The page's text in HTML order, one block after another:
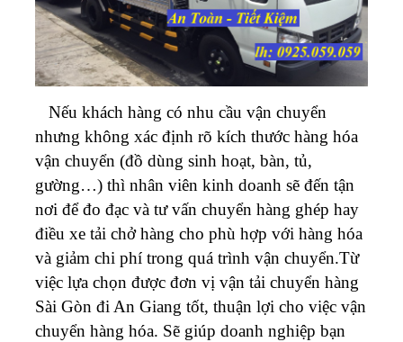
Nếu khách hàng có nhu cầu vận chuyển
nhưng không xác định rõ kích thước hàng hóa
vận chuyển (đồ dùng sinh hoạt, bàn, tủ,
gường…) thì nhân viên kinh doanh sẽ đến tận
nơi để đo đạc và tư vấn chuyển hàng ghép hay
điều xe tải chở hàng cho phù hợp với hàng hóa
và giảm chi phí trong quá trình vận chuyển.Từ
việc lựa chọn được đơn vị vận tải chuyển hàng
Sài Gòn điAn Giang tốt, thuận lợi cho việc vận
chuyển hàng hóa. Sẽ giúp doanh nghiệp bạn